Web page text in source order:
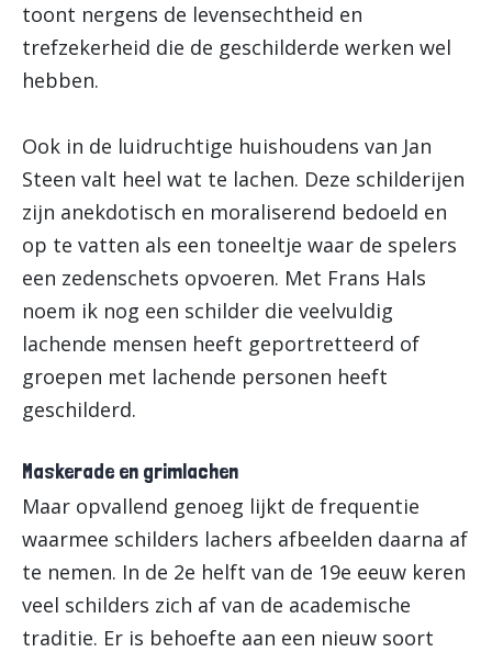
toont nergens de levensechtheid en
trefzekerheid die de geschilderde werken wel
hebben.
Ook in de luidruchtige huishoudens van Jan
Steen valt heel wat te lachen. Deze schilderijen
zijn anekdotisch en moraliserend bedoeld en
op te vatten als een toneeltje waar de spelers
een zedenschets opvoeren. Met Frans Hals
noem ik nog een schilder die veelvuldig
lachende mensen heeft geportretteerd of
groepen met lachende personen heeft
geschilderd.
Maskerade en grimlachen
Maar opvallend genoeg lijkt de frequentie
waarmee schilders lachers afbeelden daarna af
te nemen. In de 2e helft van de 19e eeuw keren
veel schilders zich af van de academische
traditie. Er is behoefte aan een nieuw soort